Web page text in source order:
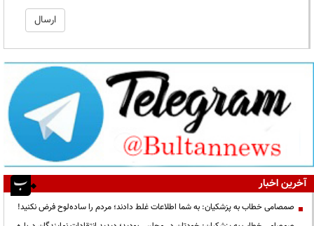
آخرین اخبار
صمصامی خطاب به پزشکیان: به شما اطلاعات غلط دادند؛ مردم را ساده‌لوح فرض نکنید!